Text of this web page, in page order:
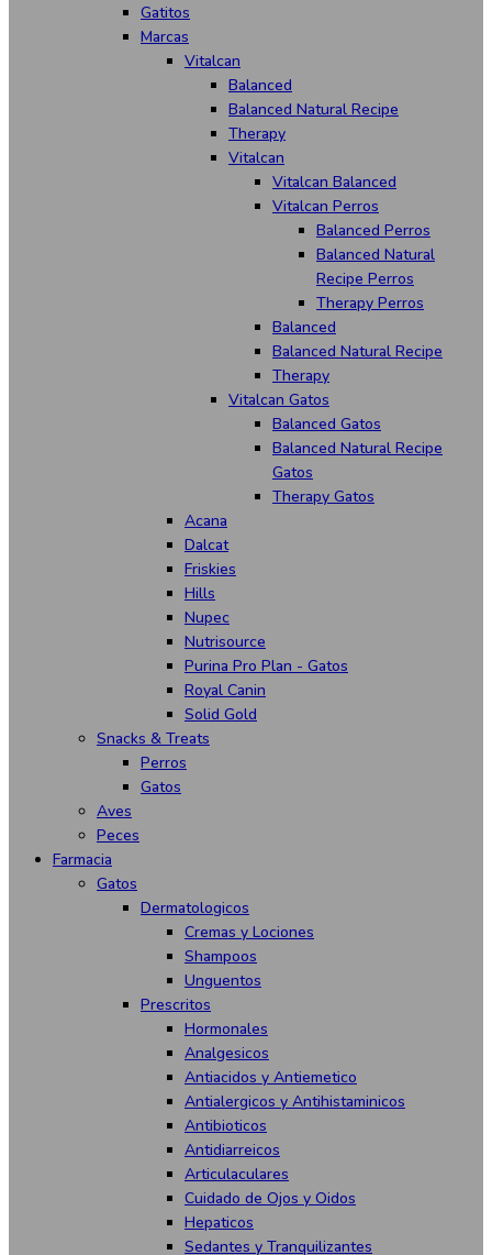
Gatitos
Marcas
Vitalcan
Balanced
Balanced Natural Recipe
Therapy
Vitalcan
Vitalcan Balanced
Vitalcan Perros
Balanced Perros
Balanced Natural
Recipe Perros
Therapy Perros
Balanced
Balanced Natural Recipe
Therapy
Vitalcan Gatos
Balanced Gatos
Balanced Natural Recipe
Gatos
Therapy Gatos
Acana
Dalcat
Friskies
Hills
Nupec
Nutrisource
Purina Pro Plan - Gatos
Royal Canin
Solid Gold
Snacks & Treats
Perros
Gatos
Aves
Peces
Farmacia
Gatos
Dermatologicos
Cremas y Lociones
Shampoos
Unguentos
Prescritos
Hormonales
Analgesicos
Antiacidos y Antiemetico
Antialergicos y Antihistaminicos
Antibioticos
Antidiarreicos
Articulaculares
Cuidado de Ojos y Oidos
Hepaticos
Sedantes y Tranquilizantes